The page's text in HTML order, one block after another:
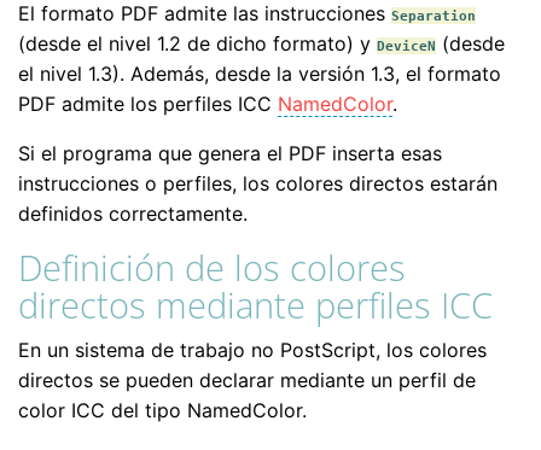
El formato PDF admite las instrucciones Separation
(desde el nivel 1.2 de dicho formato) y DeviceN (desde
el nivel 1.3). Además, desde la versión 1.3, el formato
PDF admite los perfiles ICC NamedColor.
Si el programa que genera el PDF inserta esas
instrucciones o perfiles, los colores directos estarán
definidos correctamente.
Definición de los colores
directos mediante perfiles ICC
En un sistema de trabajo no PostScript, los colores
directos se pueden declarar mediante un perfil de
color ICC del tipo NamedColor.